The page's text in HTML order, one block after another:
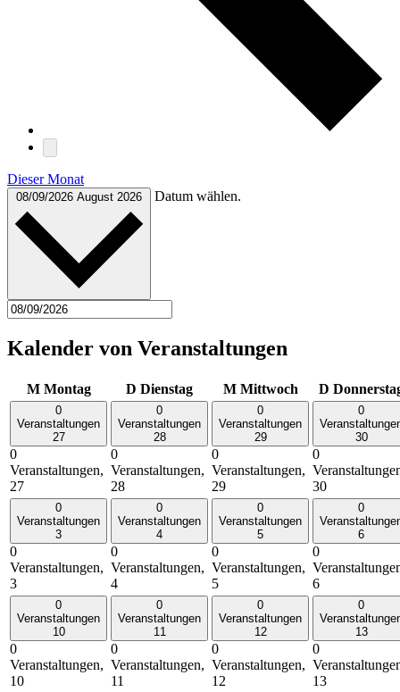
Dieser Monat
08/09/2026 August 2026 Datum wählen.
Kalender von Veranstaltungen
M Montag D Dienstag M Mittwoch D
0
Veranstaltungen
27
0
Veranstaltungen,
27
0
Veranstaltungen
28
0
Veranstaltungen,
28
0
Veranstaltungen
29
0
Veranstaltungen,
29
0
30
0
30
0
Veranstaltungen
3
0
Veranstaltungen,
3
0
Veranstaltungen
4
0
Veranstaltungen,
4
0
Veranstaltungen
5
0
Veranstaltungen,
5
0
6
0
6
0
Veranstaltungen
10
0
Veranstaltungen,
10
0
Veranstaltungen
11
0
Veranstaltungen,
11
0
Veranstaltungen
12
0
Veranstaltungen,
12
0
13
0
13